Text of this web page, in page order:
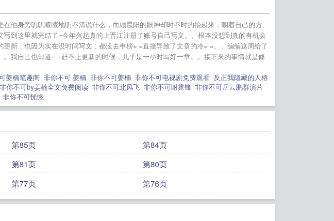
他身旁叽叽喳喳地听不清说什么，而顾晨阳的眼神却时不时的抬起来，朝着自己的方
到这里就完结了~今年兴起真的上晋江注册了账号自己写文。。根本没想到真的有机会
新，也因为实在没时间写文，都没去申榜= =直接导致了文章的冷= =。。编编这周给了
我自己也知道= =赶不上更新的时候，几乎是一小时写好一章。。接下来的事情就是修
姜楠笔趣阁 非你不可 姜楠 非你不可姜楠 非你不可电视剧免费观看 反正我隐藏的人格
非你不可by姜楠全文免费阅读 非你不可北风飞 非你不可谢霆锋 非你不可岳云鹏群演片
非你不可恍惚
第85页
第84页
第81页
第80页
第77页 第76页